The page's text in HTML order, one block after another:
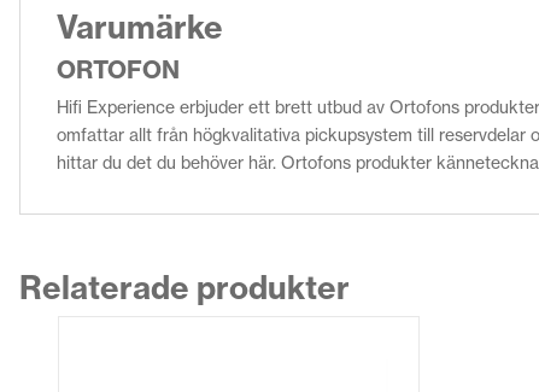
Varumärke
ORTOFON
Hifi Experience erbjuder ett brett utbud av Ortofons
omfattar allt från högkvalitativa pickupsystem till reservdelar
hittar du det du behöver här. Ortofons produkter
Relaterade produkter